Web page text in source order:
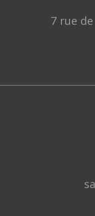
7 rue